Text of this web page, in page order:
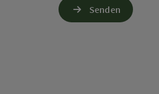
Senden